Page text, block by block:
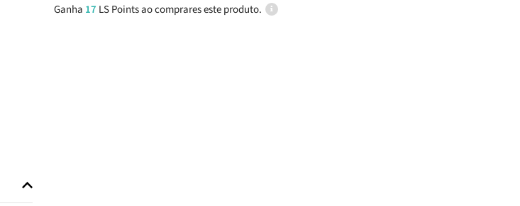
Ganha 17 LS Points ao comprares este produto.